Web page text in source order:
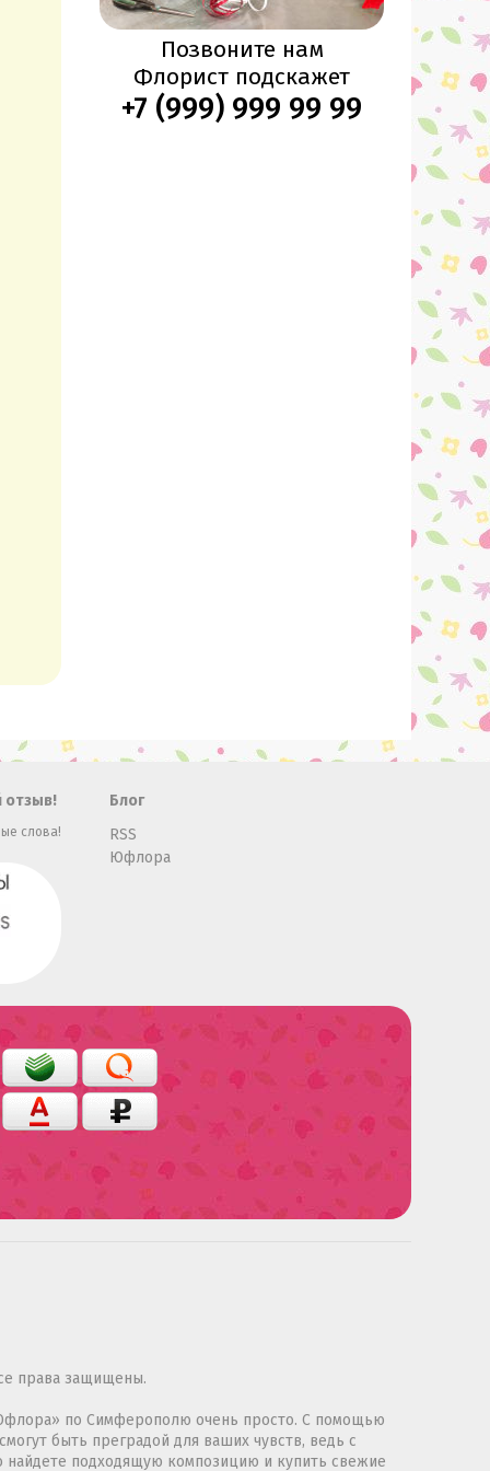
Позвоните нам
Флорист подскажет
+7 (999) 999 99 99
отзыв!
слова!
Блог
RSS
Юфлора
права защищены.
по Симферополю очень просто. С помощью
быть преградой для ваших чувств, ведь с
подходящую композицию и купить свежие